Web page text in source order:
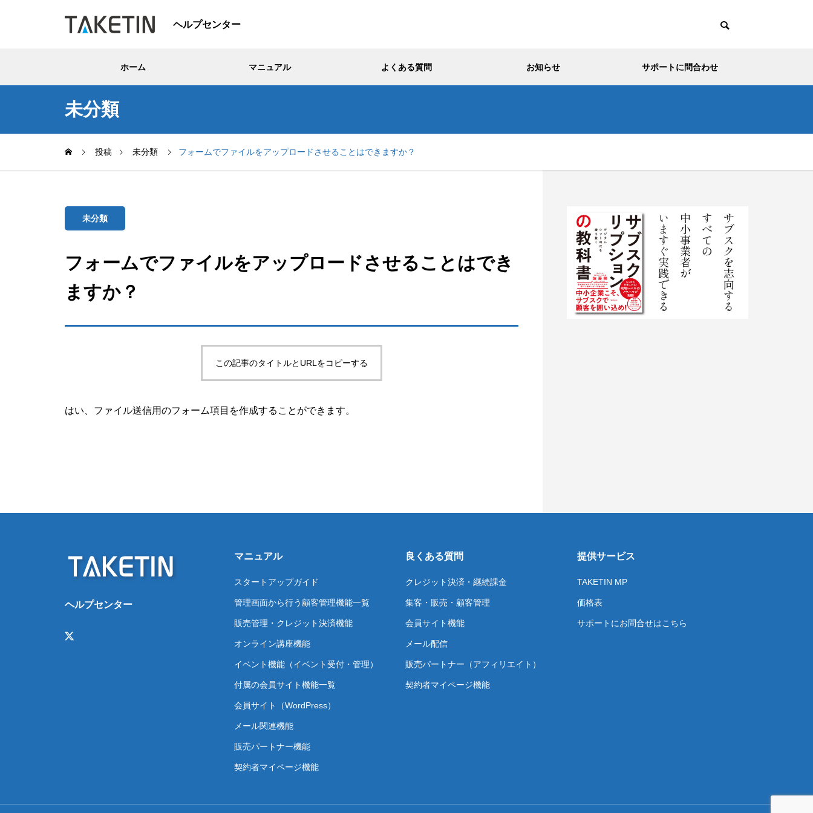
ヘルプセンター
ホーム マニュアル よくある質問 お知らせ サポートに問合わせ
未分類
投稿 未分類 フォームでファイルをアップロードさせることはできますか？
未分類
フォームでファイルをアップロードさせることはでき
ますか？
この記事のタイトルとURLをコピーする
はい、ファイル送信用のフォーム項目を作成することができます。
マニュアル
スタートアップガイド
管理画面から行う顧客管理機能一覧
販売管理・クレジット決済機能
オンライン講座機能
イベント機能（イベント受付・管理）
付属の会員サイト機能一覧
会員サイト（WordPress）
メール関連機能
販売パートナー機能
契約者マイページ機能
良くある質問
クレジット決済・継続課金
集客・販売・顧客管理
会員サイト機能
メール配信
販売パートナー（アフィリエイト）
契約者マイページ機能
提供サービス
TAKETIN MP
価格表
サポートにお問合せはこちら
ヘルプセンター